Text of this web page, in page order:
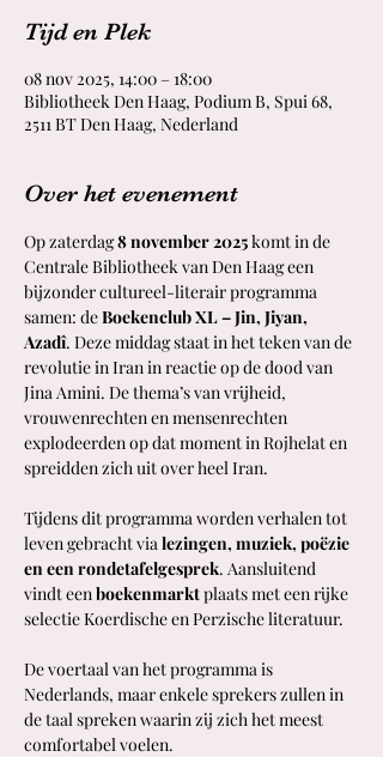
Tijd en Plek
08 nov 2025, 14:00 – 18:00
Bibliotheek Den Haag, Podium B, Spui 68,
2511 BT Den Haag, Nederland
Over het evenement
Op zaterdag 8 november 2025 komt in de
Centrale Bibliotheek van Den Haag een
bijzonder cultureel-literair programma
samen: de Boekenclub XL – Jin, Jiyan,
Azadî. Deze middag staat in het teken van de
revolutie in Iran in reactie op de dood van
Jina Amini. De thema’s van vrijheid,
vrouwenrechten en mensenrechten
explodeerden op dat moment in Rojhelat en
spreidden zich uit over heel Iran.
Tijdens dit programma worden verhalen tot
leven gebracht via lezingen, muziek, poëzie
en een rondetafelgesprek. Aansluitend
vindt een boekenmarkt plaats met een rijke
selectie Koerdische en Perzische literatuur.
De voertaal van het programma is
Nederlands, maar enkele sprekers zullen in
de taal spreken waarin zij zich het meest
comfortabel voelen.